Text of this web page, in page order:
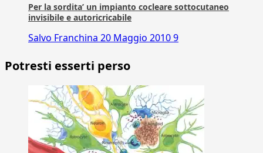
Per la sordita’ un impianto cocleare sottocutaneo
invisibile e autoricricabile
Salvo Franchina 20 Maggio 20109
Potresti esserti perso